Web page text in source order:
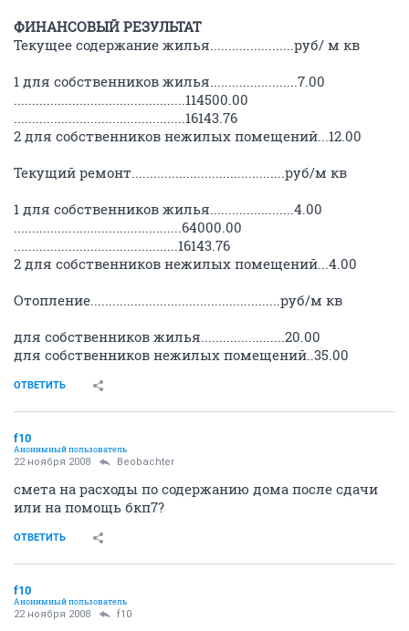
ФИНАНСОВЫЙ РЕЗУЛЬТАТ
Текущее содержание жилья.......................руб/ м кв
1 для собственников жилья........................7.00
...............................................114500.00
...............................................16143.76
2 для собственников нежилых помещений...12.00
Текущий ремонт..........................................руб/м кв
1 для собственников жилья.......................4.00
..............................................64000.00
.............................................16143.76
2 для собственников нежилых помещений...4.00
Отопление....................................................руб/м кв
для собственников жилья.......................20.00
для собственников нежилых помещений..35.00
ОТВЕТИТЬ
f10
Анонимный пользователь
22 ноября 2008 Beobachter
смета на расходы по содержанию дома после сдачи
или на помощь бкп7?
ОТВЕТИТЬ
f10
Анонимный пользователь
22 ноября 2008 f10